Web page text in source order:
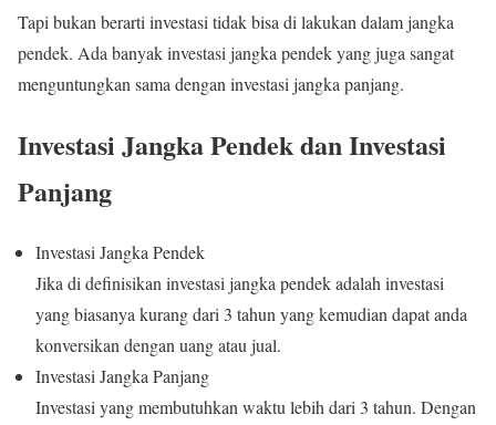
Tapi bukan berarti investasi tidak bisa di lakukan dalam jangka
pendek. Ada banyak investasi jangka pendek yang juga sangat
menguntungkan sama dengan investasi jangka panjang.
Investasi Jangka Pendek dan Investasi
Panjang
Investasi Jangka Pendek
Jika di definisikan investasi jangka pendek adalah investasi
yang biasanya kurang dari 3 tahun yang kemudian dapat anda
konversikan dengan uang atau jual.
Investasi Jangka Panjang
Investasi yang membutuhkan waktu lebih dari 3 tahun. Dengan